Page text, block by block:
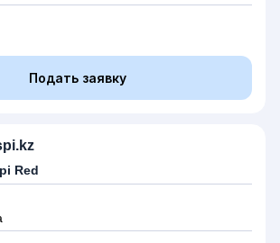
Подать заявку
Red